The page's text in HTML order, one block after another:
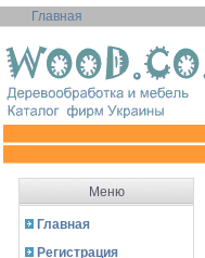
Главная
Меню
Главная
Регистрация